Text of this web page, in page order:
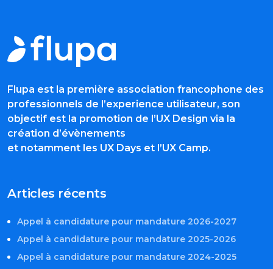
Flupa est la première association francophone des
professionnels de l’experience utilisateur, son
objectif est la promotion de l’UX Design via la
création d’évènements
et notamment les UX Days et l’UX Camp.
Articles récents
Appel à candidature pour mandature 2026-2027
Appel à candidature pour mandature 2025-2026
Appel à candidature pour mandature 2024-2025